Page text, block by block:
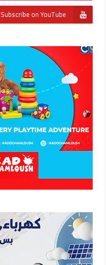
Subscribe on YouTube